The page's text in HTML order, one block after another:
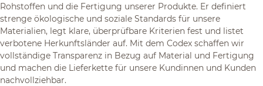
Rohstoffen und die Fertigung unserer Produkte. Er definiert
strenge ökologische und soziale Standards für unsere
Materialien, legt klare, überprüfbare Kriterien fest und listet
verbotene Herkunftsländer auf. Mit dem Codex schaffen wir
vollständige Transparenz in Bezug auf Material und Fertigung
und machen die Lieferkette für unsere Kundinnen und Kunden
nachvollziehbar.